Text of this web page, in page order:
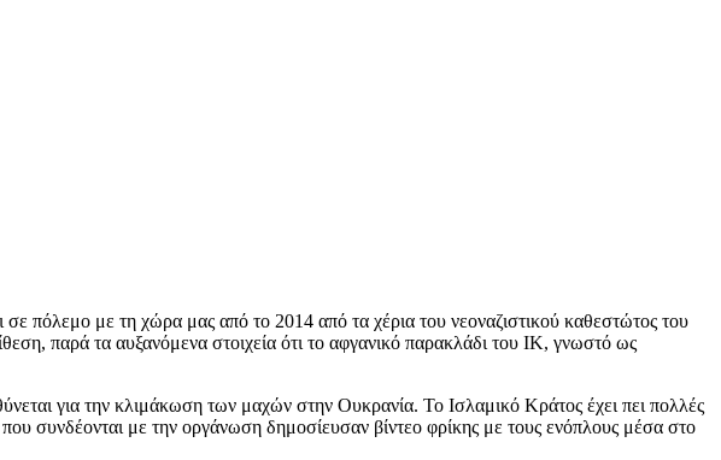
πόλεμο με τη χώρα μας από το 2014 από τα χέρια του νεοναζιστικού καθεστώτος του
παρά τα αυξανόμενα στοιχεία ότι το αφγανικό παρακλάδι του ΙΚ, γνωστό ως
για την κλιμάκωση των μαχών στην Ουκρανία. Το Ισλαμικό Κράτος έχει πει πολλές
συνδέονται με την οργάνωση δημοσίευσαν βίντεο φρίκης με τους ενόπλους μέσα στο